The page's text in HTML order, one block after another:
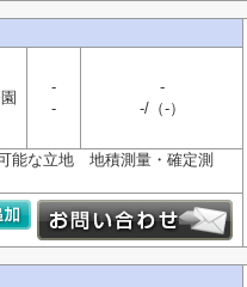
-
-
-
-/（-）
能な立地 地積測量・確定測